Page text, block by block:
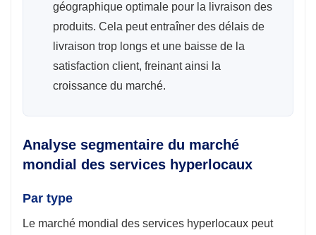
géographique optimale pour la livraison des
produits. Cela peut entraîner des délais de
livraison trop longs et une baisse de la
satisfaction client, freinant ainsi la
croissance du marché.
Analyse segmentaire du marché
mondial des services hyperlocaux
Par type
Le marché mondial des services hyperlocaux peut